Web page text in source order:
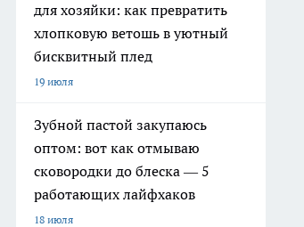
для хозяйки: как превратить
хлопковую ветошь в уютный
бисквитный плед
19 июля
Зубной пастой закупаюсь
оптом: вот как отмываю
сковородки до блеска — 5
работающих лайфхаков
18 июля